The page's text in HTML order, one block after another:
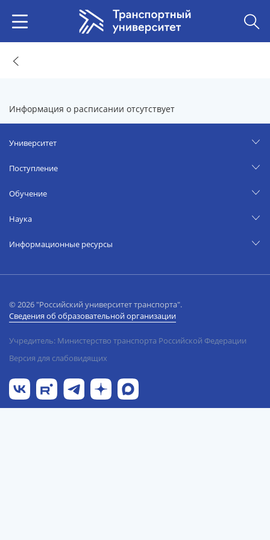
Информация о расписании отсутствует
Университет
Поступление
Обучение
Наука
Информационные ресурсы
© 2026 "Российский университет транспорта".
Сведения об образовательной организации
Учредитель: Министерство транспорта Российской Федерации
Версия для слабовидящих